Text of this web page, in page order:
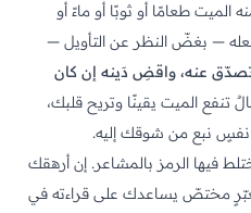
الميت طعامًا أو ثوبًا أو ماءً أو
— بغضّ النظر عن التأويل —
عنه، واقضِ دَينه إن كان
تنفع الميت يقينًا وتريح قلبك،
نفسٍ نبع من شوقك إليه.
فيها الرمز بالمشاعر. إن أرهقك
مختصّ يساعدك على قراءته في